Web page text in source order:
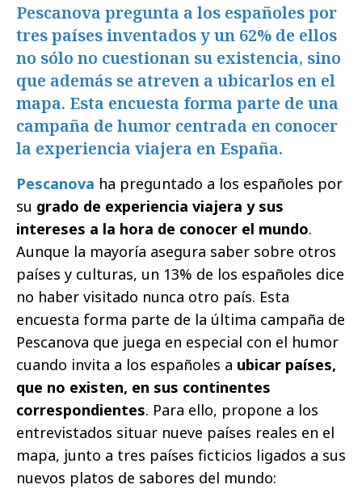
Pescanova pregunta a los españoles por
tres países inventados y un 62% de ellos
no sólo no cuestionan su existencia, sino
que además se atreven a ubicarlos en el
mapa. Esta encuesta forma parte de una
campaña de humor centrada en conocer
la experiencia viajera en España.
Pescanova ha preguntado a los españoles por
su grado de experiencia viajera y sus
intereses a la hora de conocer el mundo.
Aunque la mayoría asegura saber sobre otros
países y culturas, un 13% de los españoles dice
no haber visitado nunca otro país. Esta
encuesta forma parte de la última campaña de
Pescanova que juega en especial con el humor
cuando invita a los españoles a ubicar países,
que no existen, en sus continentes
correspondientes. Para ello, propone a los
entrevistados situar nueve países reales en el
mapa, junto a tres países ficticios ligados a sus
nuevos platos de sabores del mundo: